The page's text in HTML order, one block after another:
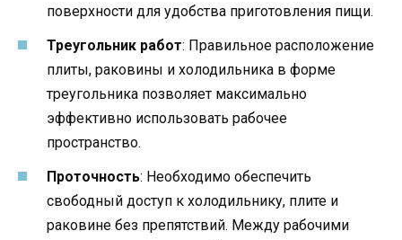
поверхности для удобства приготовления пищи.
Треугольник работ: Правильное расположение
плиты, раковины и холодильника в форме
треугольника позволяет максимально
эффективно использовать рабочее
пространство.
Проточность: Необходимо обеспечить
свободный доступ к холодильнику, плите и
раковине без препятствий. Между рабочими